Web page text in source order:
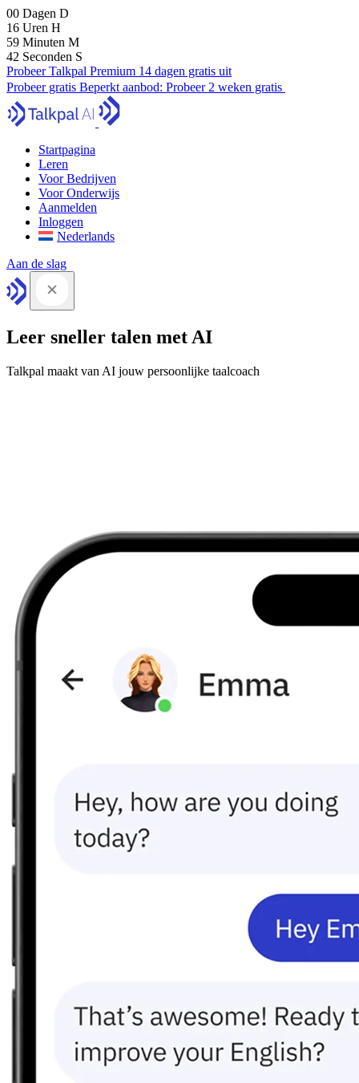
00 Dagen D
16 Uren H
59 Minuten M
41 Seconden S
Probeer Talkpal Premium 14 dagen gratis uit
Probeer gratis Beperkt aanbod: Probeer 2 weken gratis
Startpagina
Leren
Voor Bedrijven
Voor Onderwijs
Aanmelden
Inloggen
Nederlands
Aan de slag
Leer sneller talen met AI
Talkpal maakt van AI jouw persoonlijke taalcoach